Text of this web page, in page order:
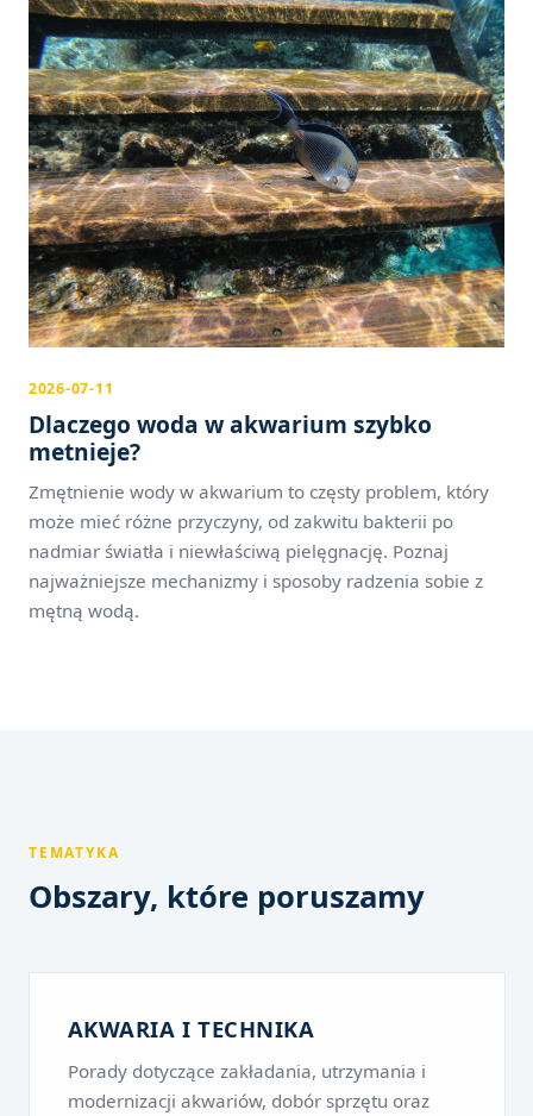
2026-07-11
Dlaczego woda w akwarium szybko
metnieje?
Zmętnienie wody w akwarium to częsty problem, który
może mieć różne przyczyny, od zakwitu bakterii po
nadmiar światła i niewłaściwą pielęgnację. Poznaj
najważniejsze mechanizmy i sposoby radzenia sobie z
mętną wodą.
TEMATYKA
Obszary, które poruszamy
AKWARIA I TECHNIKA
Porady dotyczące zakładania, utrzymania i
modernizacji akwariów, dobór sprzętu oraz